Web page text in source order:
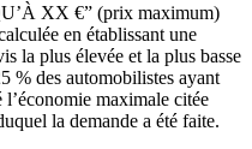
XX €” (prix maximum)
en établissant une
la plus élevée et la plus basse
% des automobilistes ayant
maximale citée
la demande a été faite.